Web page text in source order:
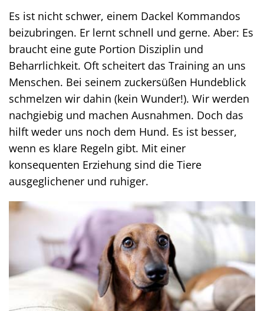
Es ist nicht schwer, einem Dackel Kommandos
beizubringen. Er lernt schnell und gerne. Aber: Es
braucht eine gute Portion Disziplin und
Beharrlichkeit. Oft scheitert das Training an uns
Menschen. Bei seinem zuckersüßen Hundeblick
schmelzen wir dahin (kein Wunder!). Wir werden
nachgiebig und machen Ausnahmen. Doch das
hilft weder uns noch dem Hund. Es ist besser,
wenn es klare Regeln gibt. Mit einer
konsequenten Erziehung sind die Tiere
ausgeglichener und ruhiger.